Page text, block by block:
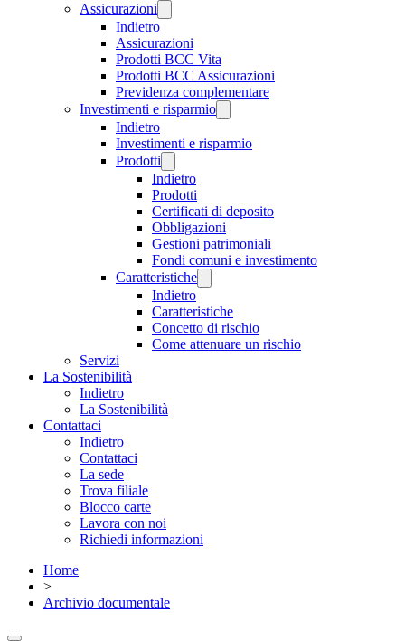
Assicurazioni
Indietro
Assicurazioni
Prodotti BCC Vita
Prodotti BCC Assicurazioni
Previdenza complementare
Investimenti e risparmio
Indietro
Investimenti e risparmio
Prodotti
Indietro
Prodotti
Certificati di deposito
Obbligazioni
Gestioni patrimoniali
Fondi comuni e investimento
Caratteristiche
Indietro
Caratteristiche
Concetto di rischio
Come attenuare un rischio
Servizi
La Sostenibilità
Indietro
La Sostenibilità
Contattaci
Indietro
Contattaci
La sede
Trova filiale
Blocco carte
Lavora con noi
Richiedi informazioni
Home
>
Archivio documentale